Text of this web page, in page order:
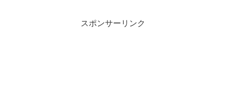
スポンサーリンク